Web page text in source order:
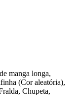
manga longa,
(Cor aleatória),
Chupeta,